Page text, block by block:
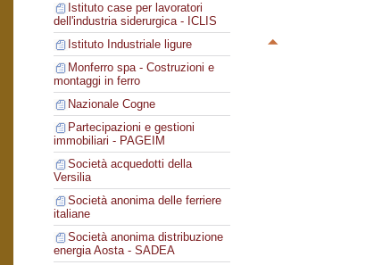
Istituto case per lavoratori
dell'industria siderurgica - ICLIS
Istituto Industriale ligure
Monferro spa - Costruzioni e
montaggi in ferro
Nazionale Cogne
Partecipazioni e gestioni
immobiliari - PAGEIM
Società acquedotti della
Versilia
Società anonima delle ferriere
italiane
Società anonima distribuzione
energia Aosta - SADEA